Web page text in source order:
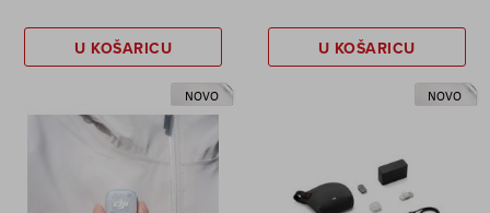
U KOŠARICU U KOŠARICU
NOVO NOVO